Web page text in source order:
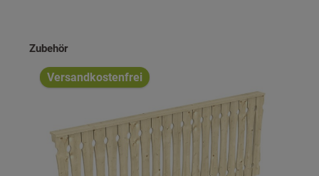
Produktgalerie überspringen
Zubehör
Versandkostenfrei